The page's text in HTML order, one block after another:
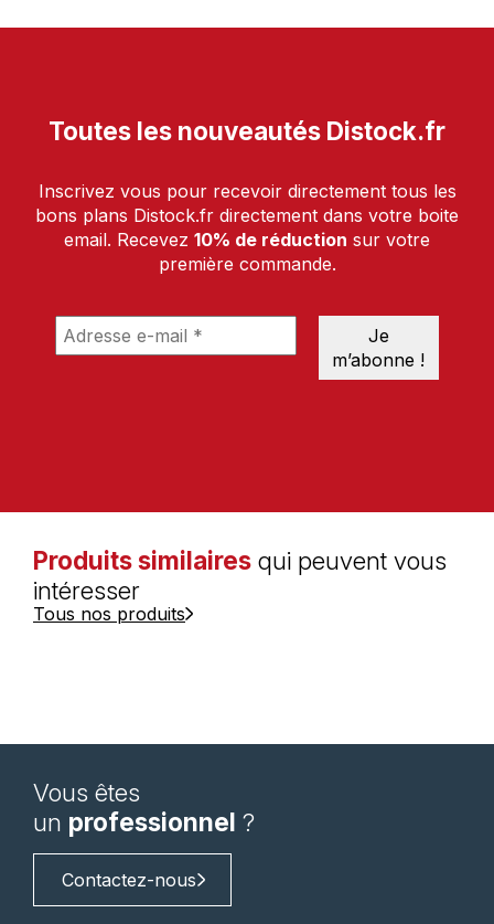
Toutes les nouveautés Distock.fr
Inscrivez vous pour recevoir directement tous les
bons plans Distock.fr directement dans votre boite
email. Recevez 10% de réduction sur votre
première commande.
Produits similaires qui peuvent vous
intéresser
Tous nos produits
Vous êtes
un professionnel ?
Contactez-nous